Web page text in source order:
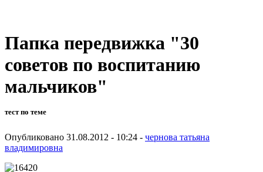
Папка передвижка "30
советов по воспитанию
мальчиков"
тест по теме
Опубликовано 31.08.2012 - 10:24 - чернова татьяна
владимировна